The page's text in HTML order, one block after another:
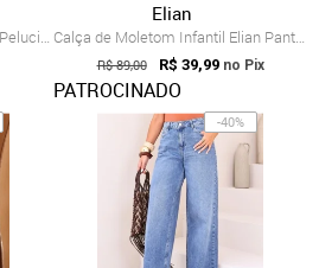
Calça Feminina Em Moletom Peluciado Infi...
Elian
Calça de Moletom Infantil Elian Pantalona Vinho
R$ 89,00 R$ 39,99 no Pix
PATROCINADO
-40%